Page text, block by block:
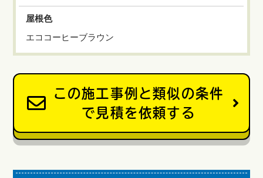
屋根色
エココーヒーブラウン
この施工事例と類似の条件
で見積を依頼する